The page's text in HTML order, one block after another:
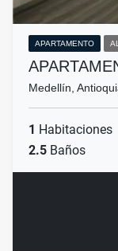
APARTAMENTO
Medellín,
1 Habitaciones
2.5 Baños